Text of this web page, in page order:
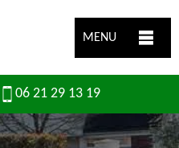
MENU
06 21 29 13 19